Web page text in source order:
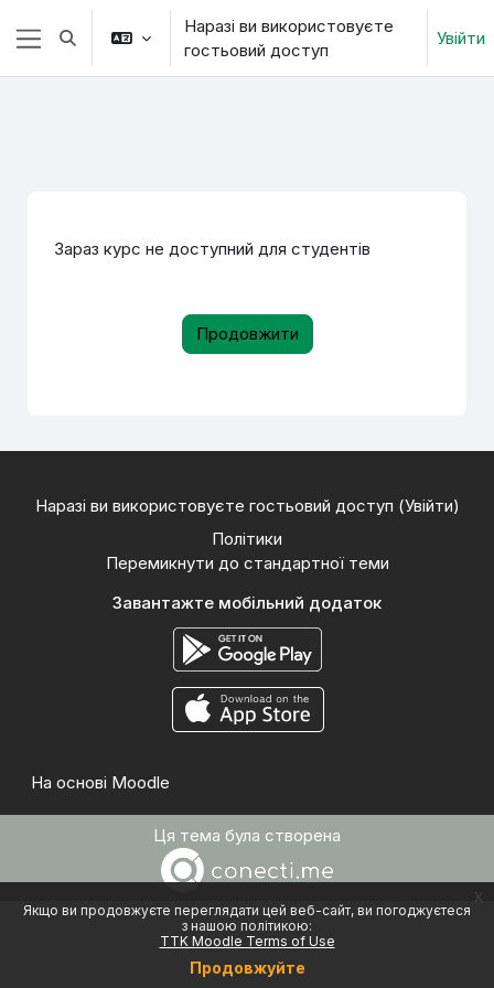
Перейти до головного вмісту
Якщо ви продовжуєте переглядати цей веб-сайт, ви погоджуєтеся
з нашою політикою:
TTK Moodle Terms of Use
Продовжуйте
x
Бокова панель
Переключити введення пошуку
Наразі ви використовуєте
гостьовий доступ
Увійти
Зараз курс не доступний для студентів
Продовжити
Наразі ви використовуєте гостьовий доступ (Увійти)
Політики
Перемикнути до стандартної теми
Завантажте мобільний додаток
На основі Moodle
Ця тема була створена